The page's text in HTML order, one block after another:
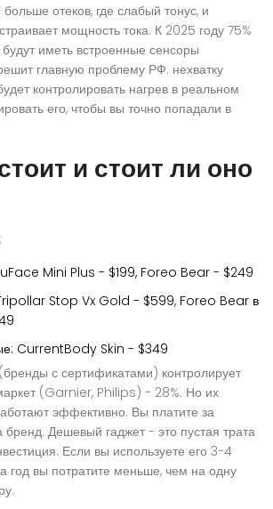
отеков, где слабый тонус, и
мощность тока. К 2025 году 75%
иметь встроенные сенсоры
главную проблему РФ: нехватку
контролировать нагрев в реальном
его, чтобы вы точно попадали в
и стоит ли оно
Mini Plus - $199, Foreo Bear - $249
Stop Vx Gold - $599, Foreo Bear в
CurrentBody Skin - $349
с сертификатами) контролирует
(Garnier, Philips) - 28%. Но их
эффективно. Вы платите за
бренд. Дешевый гаджет - это пустая трата
Если вы используете его 3-4
год вы потратите меньше, чем на одну